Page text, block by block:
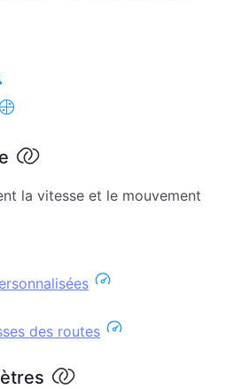
la vitesse et le mouvement
des routes